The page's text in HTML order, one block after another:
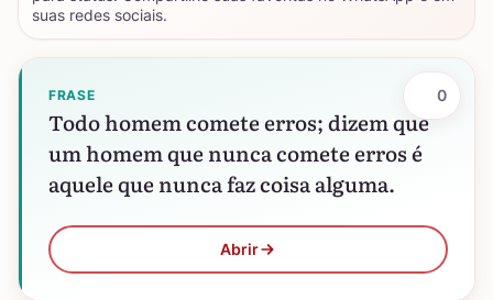
suas redes sociais.
FRASE
Todo homem comete erros; dizem que
um homem que nunca comete erros é
aquele que nunca faz coisa alguma.
Abrir
0